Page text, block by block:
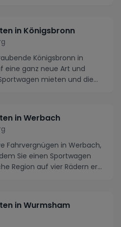
in Königsbronn
Königsbronn in
eine ganz neue Art und
mieten und die
in Werbach
Fahrvergnügen in Werbach,
Sie einen Sportwagen
Region auf vier Rädern er...
in Wurmsham